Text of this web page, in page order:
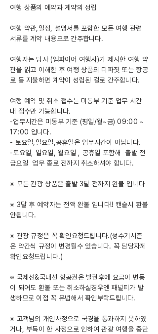
여행 상품의 예약과 계약의 성립
여행 약관,일정, 설명서를 포함한 모든 여행 관련
서류를 계약 내용으로 간주합니다.
여행자는 당사 (엠파이어 여행사)가 제시한 여행 약
관을 읽고 이해한 후 여행 상품의 디파짓 또는 항공
료 등 지불하면 계약이 성립된 걸로 간주합니다.
여행 예약 및 취소 접수는 미동부 기준 업무 시간
내 접수만 가능합니다.
-업무시간은 미동부 기준 (평일/월~금) 09:00 ~
17:00 입니다.
- 토요일,일요일,공휴일은 업무시간이 아닙니다.
-토요일, 일요일, 월요일 , 공휴일 포함해 출발 전
금요일 업무 종료 전까지 취소하셔야 합니다.
※ 모든 관광 상품은 출발 3달 전까지 완불 입니다
※ 3달 후 예약자는 전액 완불 입니다!! 캔슬시 환불
안됩니다.
※ 관광 규정은 꼭 확인요청드립니다.(성수기시즌
은 약간씩 규정이 변경될수 있습니다. 꼭 담당자께
확인요청드립니다.)
※ 국제선&국내선 항공권은 발권후에 요금이 변동
이 되어도 환불 또는 취소하실경우엔 패널티가 발
생하므로 이점 꼭 유념해서 확인부탁드립니다.
※ 고객님의 개인사정으로 국경을 통과하지 못하였
거나, 부득이 한 사정으로 인하여 관광 여행을 중단